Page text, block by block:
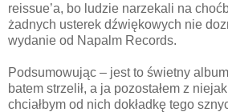
reissue’a, bo ludzie narzekali na
żadnych usterek dźwiękowych nie
wydanie od Napalm Records.
Podsumowując – jest to świetny
batem strzelił, a ja pozostałem z
chciałbym od nich dokładkę tego